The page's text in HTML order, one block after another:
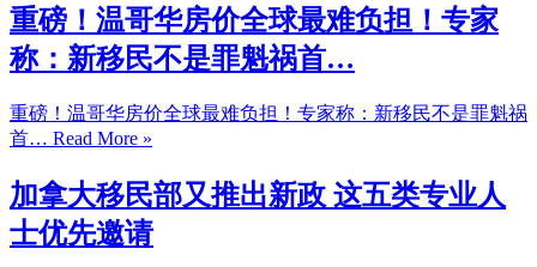
重磅！温哥华房价全球最难负担！专家
称：新移民不是罪魁祸首…
重磅！温哥华房价全球最难负担！专家称：新移民不是罪魁祸
首… Read More »
加拿大移民部又推出新政 这五类专业人
士优先邀请